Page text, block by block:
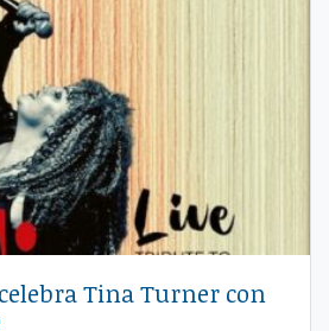
Tina Turner con